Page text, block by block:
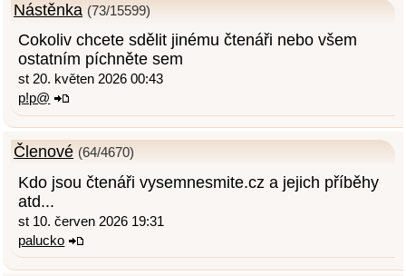
Nástěnka (73/15599)
Cokoliv chcete sdělit jinému čtenáři nebo všem
ostatním píchněte sem
st 20. květen 2026 00:43
p!p@
Členové (64/4670)
Kdo jsou čtenáři vysemnesmite.cz a jejich příběhy
atd...
st 10. červen 2026 19:31
palucko